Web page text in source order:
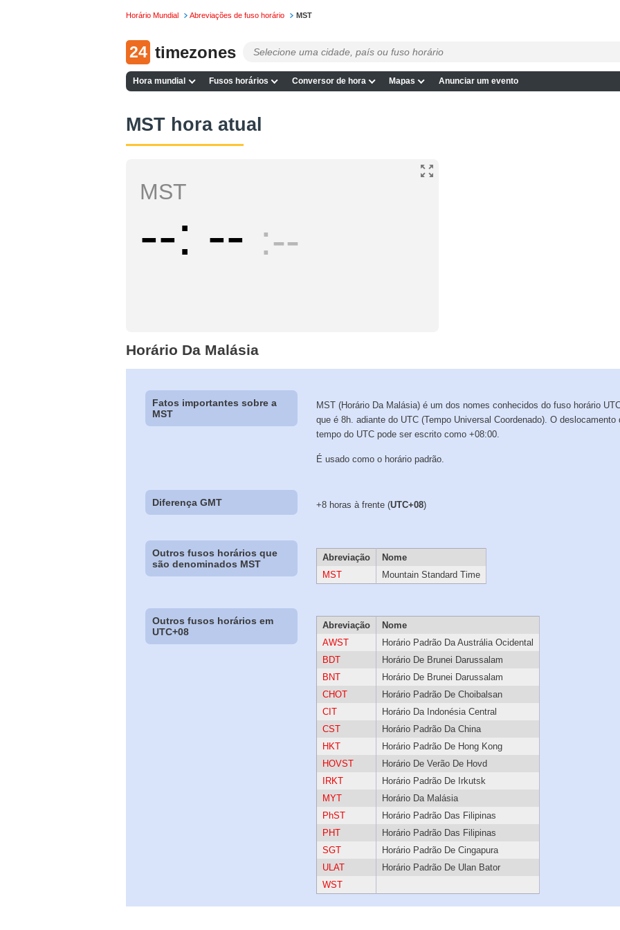
Horário Mundial Abreviações de fuso horário MST
24 timezones
Hora mundial Fusos horários Conversor de hora Mapas Anunciar um evento
MST hora atual
MST
-- -- --
Horário Da Malásia
Fatos importantes sobre a
MST
MST (Horário Da Malásia) é um dos nomes conhecidos do fuso horário
que é 8h. adiante do UTC (Tempo Universal Coordenado). O deslocamento
tempo do UTC pode ser escrito como +08:00.
É usado como o horário padrão.
Diferença GMT +8 horas à frente (UTC+08)
Outros fusos horários que
são denominados MST
Abreviação
Nome
MST
Mountain Standard Time
Outros fusos horários em
UTC+08
Abreviação
Nome
AWST
Horário Padrão Da Austrália Ocidental
BDT
Horário De Brunei Darussalam
BNT
Horário De Brunei Darussalam
CHOT
Horário Padrão De Choibalsan
CIT
Horário Da Indonésia Central
CST
Horário Padrão Da China
HKT
Horário Padrão De Hong Kong
HOVST
Horário De Verão De Hovd
IRKT
Horário Padrão De Irkutsk
MYT
Horário Da Malásia
PhST
Horário Padrão Das Filipinas
PHT
Horário Padrão Das Filipinas
SGT
Horário Padrão De Cingapura
ULAT
Horário Padrão De Ulan Bator
WST